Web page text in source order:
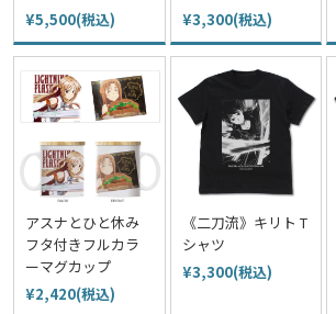
¥5,500(税込)
¥3,300(税込)
アスナとひと休み
フタ付きフルカラ
ーマグカップ
¥2,420(税込)
《二刀流》キリト T
シャツ
¥3,300(税込)